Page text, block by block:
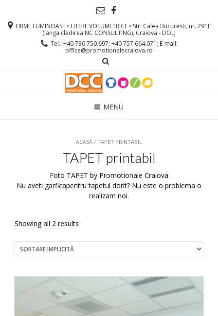
FIRME LUMINOASE • LITERE VOLUMETRICE • Str. Calea Bucuresti, nr. 291F
(langa cladirea NC CONSULTING), Craiova - DOLJ
Tel.: +40 730 750.697; +40 757 664.071; E-mail:
office@promotionalecraiova.ro
MENU
ACASĂ / TAPET PRINTABIL
TAPET printabil
Foto TAPET by Promotionale Craiova
Nu aveti garficapentru tapetul dorit? Nu este o problema o
realizam noi.
Showing all 2 results